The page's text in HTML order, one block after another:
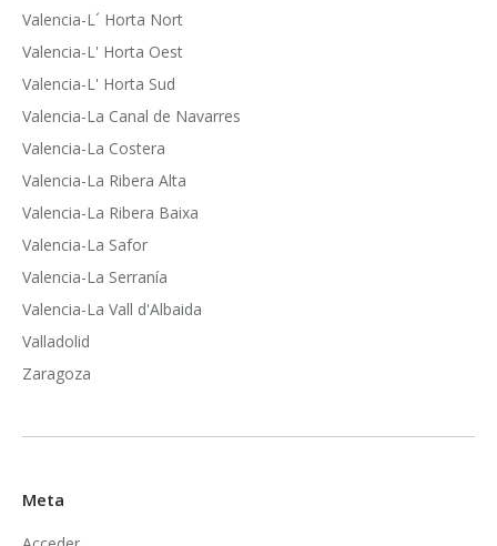
Valencia-L´ Horta Nort
Valencia-L' Horta Oest
Valencia-L' Horta Sud
Valencia-La Canal de Navarres
Valencia-La Costera
Valencia-La Ribera Alta
Valencia-La Ribera Baixa
Valencia-La Safor
Valencia-La Serranía
Valencia-La Vall d'Albaida
Valladolid
Zaragoza
Meta